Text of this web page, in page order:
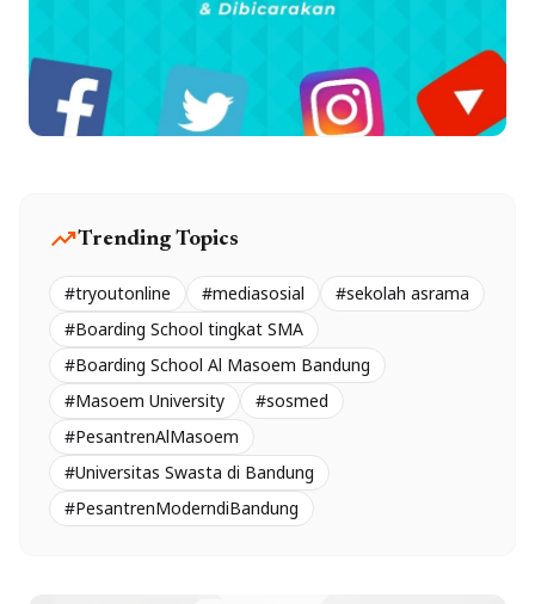
trending_upTrending Topics
#tryoutonline #mediasosial
#sekolah asrama
#Boarding School tingkat SMA
#Boarding School Al Masoem Bandung
#Masoem University
#sosmed
#PesantrenAlMasoem
#Universitas Swasta di Bandung
#PesantrenModerndiBandung